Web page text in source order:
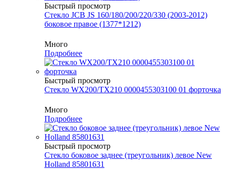
Быстрый просмотр
Стекло JCB JS 160/180/200/220/330 (2003-2012)
боковое правое (1377*1212)
Много
Подробнее
Быстрый просмотр
Стекло WX200/TX210 0000455303100 01 форточка
Много
Подробнее
Быстрый просмотр
Стекло боковое заднее (треугольник) левое New
Holland 85801631